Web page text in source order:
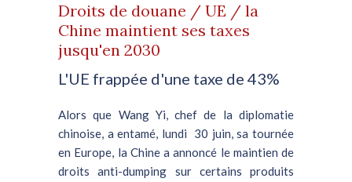
Droits de douane / UE / la
Chine maintient ses taxes
jusqu'en 2030
L'UE frappée d'une taxe de 43%
Alors que Wang Yi, chef de la diplomatie
chinoise, a entamé, lundi 30 juin, sa tournée
en Europe, la Chine a annoncé le maintien de
droits anti-dumping sur certains produits